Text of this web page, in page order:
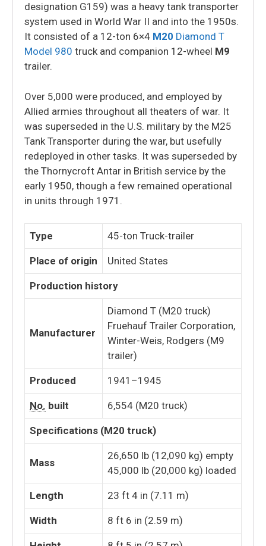
designation G159) was a heavy tank transporter
system used in World War II and into the 1950s.
It consisted of a 12-ton 6×4 M20 Diamond T
Model 980 truck and companion 12-wheel M9
trailer.
Over 5,000 were produced, and employed by
Allied armies throughout all theaters of war. It
was superseded in the U.S. military by the M25
Tank Transporter during the war, but usefully
redeployed in other tasks. It was superseded by
the Thornycroft Antar in British service by the
early 1950, though a few remained operational
in units through 1971.
Type 45-ton Truck-trailer
Place of origin United States
Production history
Manufacturer
Diamond T (M20 truck)
Fruehauf Trailer Corporation,
Winter-Weis, Rodgers (M9
trailer)
Produced 1941–1945
No. built 6,554 (M20 truck)
Specifications (M20 truck)
Mass
26,650 lb (12,090 kg) empty
45,000 lb (20,000 kg) loaded
Length 23 ft 4 in (7.11 m)
Width 8 ft 6 in (2.59 m)